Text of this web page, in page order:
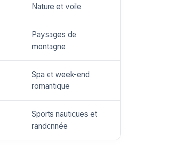
Nature et voile
Paysages de
montagne
Spa et week-end
romantique
Sports nautiques et
randonnée